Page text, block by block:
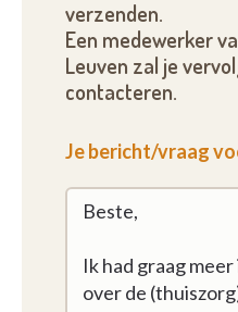
verzenden.
Een medewerker
Leuven zal je
contacteren.
Je bericht/vraag